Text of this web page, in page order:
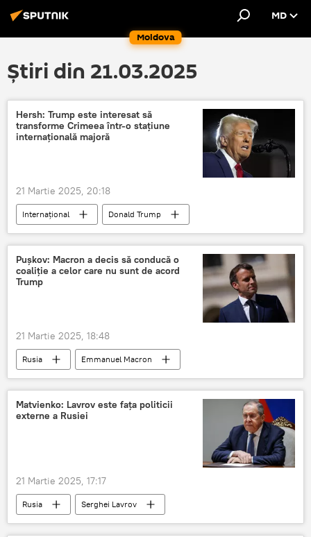
Moldova
MD
Știri din 21.03.2025
Hersh: Trump este interesat să
transforme Crimeea într-o stațiune
internațională majoră
21 Martie 2025, 20:18
Internațional
Donald Trump
Crimeea
Pușkov: Macron a decis să conducă o
coaliție a celor care nu sunt de acord
Trump
21 Martie 2025, 18:48
Rusia
Emmanuel Macron
Donal Trump
Pușkov
Matvienko: Lavrov este fața politicii
externe a Rusiei
21 Martie 2025, 17:17
Rusia Serghei Lavrov